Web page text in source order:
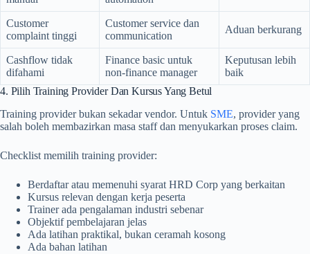
Customer
complaint tinggi
Customer service dan
communication
Aduan berkurang
Cashflow tidak
difahami
Finance basic untuk
non-finance manager
Keputusan lebih
baik
4. Pilih Training Provider Dan Kursus Yang Betul
Training provider bukan sekadar vendor. Untuk SME, provider yang
salah boleh membazirkan masa staff dan menyukarkan proses claim.
Checklist memilih training provider:
Berdaftar atau memenuhi syarat HRD Corp yang berkaitan
Kursus relevan dengan kerja peserta
Trainer ada pengalaman industri sebenar
Objektif pembelajaran jelas
Ada latihan praktikal, bukan ceramah kosong
Ada bahan latihan